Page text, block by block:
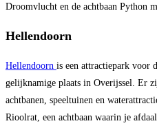
Droomvlucht en de achtbaan Python
Hellendoorn
Hellendoorn is een attractiepark voor
gelijknamige plaats in Overijssel. Er
achtbanen, speeltuinen en
Rioolrat, een achtbaan waarin je